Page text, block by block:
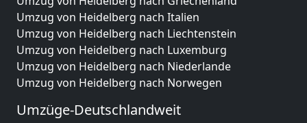
Umzug von Heidelberg nach Italien
Umzug von Heidelberg nach Liechtenstein
Umzug von Heidelberg nach Luxemburg
Umzug von Heidelberg nach Niederlande
Umzug von Heidelberg nach Norwegen
Umzüge-Deutschlandweit